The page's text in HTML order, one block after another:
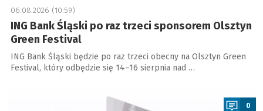
06.08.2026 (10:59)
ING Bank Śląski po raz trzeci sponsorem Olsztyn
Green Festival
ING Bank Śląski będzie po raz trzeci obecny na Olsztyn Green
Festival, który odbędzie się 14–16 sierpnia nad …
0